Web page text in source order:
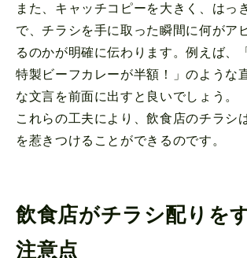
また、キャッチコピーを大きく、はっ
で、チラシを手に取った瞬間に何がア
るのかが明確に伝わります。例えば、
特製ビーフカレーが半額！」のような
な文言を前面に出すと良いでしょう。
これらの工夫により、飲食店のチラシ
を惹きつけることができるのです。
飲食店がチラシ配りを
注意点